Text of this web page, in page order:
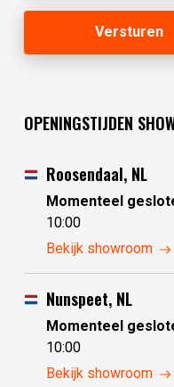
OPENINGSTIJDEN
Roosendaal, NL
Momenteel
10:00
vrijdag
zaterdag
zondag
maandag
dinsdag
woensdag
Bekijk showroom
Nunspeet, NL
Momenteel
10:00
vrijdag
Bekijk showroom